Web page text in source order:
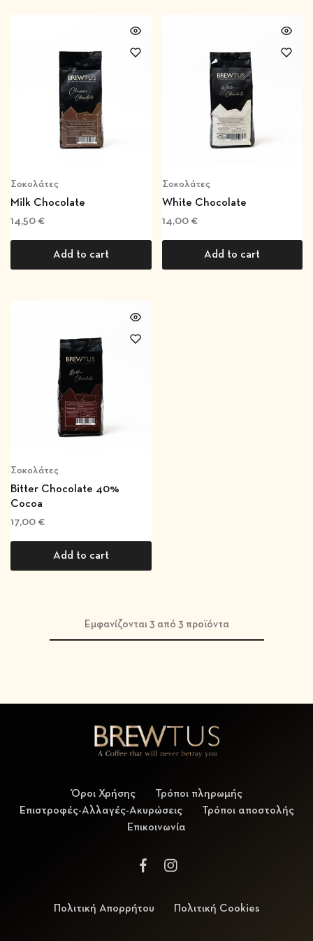
Σοκολάτες
Milk Chocolate
14,50 €
Add to cart
Σοκολάτες
White Chocolate
14,00 €
Add to cart
Σοκολάτες
Bitter Chocolate 40%
Cocoa
17,00 €
Add to cart
Εμφανίζονται 3 από 3 προϊόντα
Όροι Χρήσης
Τρόποι πληρωμής
Επιστροφές-Αλλαγές-Ακυρώσεις
Τρόποι αποστολής
Επικοινωνία
Πολιτική Απορρήτου Πολιτική Cookies